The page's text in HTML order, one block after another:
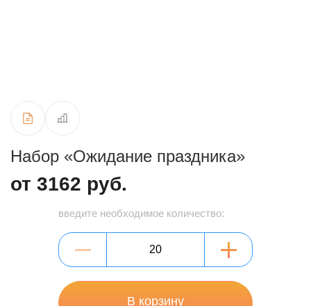
Набор «Ожидание праздника»
от 3162 руб.
введите необходимое количество:
В корзину